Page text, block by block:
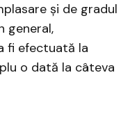
și de gradul
general,
fi efectuată la
o dată la câteva